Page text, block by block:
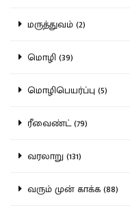
மருத்துவம் (2)
மொழி (39)
மொழிபெயர்ப்பு (5)
ரீவைண்ட் (79)
வரலாறு (131)
வரும் முன் காக்க (88)